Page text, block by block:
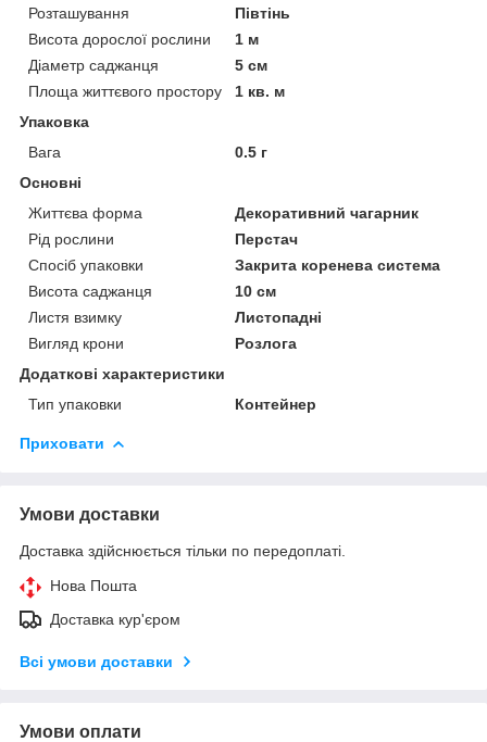
Розташування
Півтінь
Висота дорослої рослини
1 м
Діаметр саджанця
5 см
Площа життєвого простору
1 кв. м
Упаковка
Вага
0.5 г
Основні
Життєва форма
Декоративний чагарник
Рід рослини
Перстач
Спосіб упаковки
Закрита коренева система
Висота саджанця
10 см
Листя взимку
Листопадні
Вигляд крони
Розлога
Додаткові характеристики
Тип упаковки
Контейнер
Приховати
Умови доставки
Доставка здійснюється тільки по передоплаті.
Нова Пошта
Доставка кур'єром
Всі умови доставки
Умови оплати